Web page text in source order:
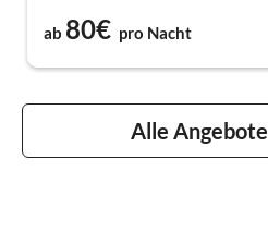
ab 80€ pro Nacht
Alle